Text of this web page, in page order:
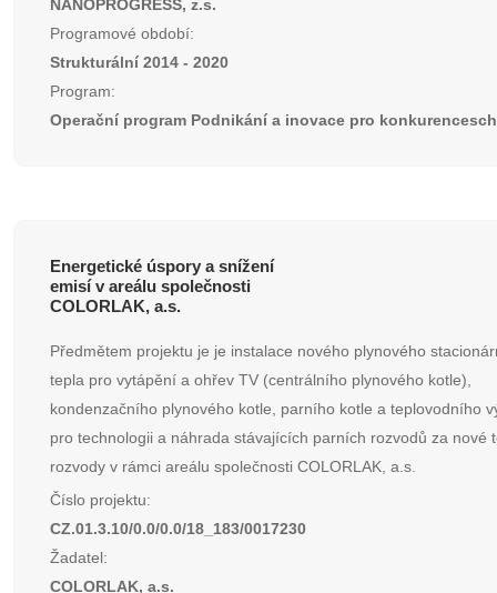
NANOPROGRESS, z.s.
Programové období:
Strukturální 2014 - 2020
Program:
Operační program Podnikání a inovace pro
Energetické úspory a snížení
emisí v areálu společnosti
COLORLAK, a.s.
Předmětem projektu je je instalace nového plynového
tepla pro vytápění a ohřev TV (centrálního plynového kotle),
kondenzačního plynového kotle, parního kotle a teplovodního
pro technologii a náhrada stávajících parních rozvodů za nové
rozvody v rámci areálu společnosti COLORLAK, a.s.
Číslo projektu:
CZ.01.3.10/0.0/0.0/18_183/0017230
Žadatel:
COLORLAK, a.s.